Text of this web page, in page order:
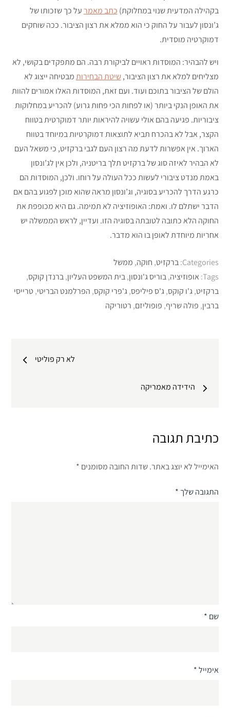
בקהילה המדעית שנוי במחלוקת) כתב מאמרעל כך שזכותו של
ג’ונסון לעבור על החוק כי הוא ממלא את רצון הציבור. ככה שוחקים
דמוקרטיה מוסדית.
ויש להבהיר: המוסדות ראויים לביקורת רבה. הם מתפקדים בקושי, לא
מצליחים למלא את רצון הציבור,שיטת הבחירותמבטיחה ייצוג לא
הולם של הציבור בתוכם ועוד. ועם זאת, המוסדות האלו אמורים להוות
את האופן הנקי ביותר (או לפחות הכי פחות גרוע) להכריע במחלוקות
ציבוריות. פגיעה בהם אולי עשויה להיראות יותר דמוקרטית בטווח
הקצר, אבל לא בהכרח תביא לתוצאות דמוקרטיות במיוחד בטווח
הארוך. אין אפשרות לדעת מה רצון העם לגבי ברקזיט, כי משאל העם
לא הבהיר לאיזה סוג של ברקזיט תלך בריטניה, ולכן אין לג’ונסון
באמת מנדט ציבורי לעשות ככל העולה על רוחו. ולכן, המוסדות הם
כרגע הדרך להכריע בסוגיה, וג’ונסון מראה שהוא מוכן לפגוע בהם אם
הדבר ישתלם לו. ואמת: האופוזיציה לא תמימה. גם היא מכופפת את
החוקה הלא כתובה לטובתה בסוגיה הזו. ועדיין, לראש הממשלה יש
אחריות מיוחדת לאופן בו הוא מדבר.
Categories: ברקזיט, חוקה, ממשל
Tags: אופוזיציה,בוריס ג'ונסון,בית המשפט העליון,ברנדן קוקס,
ברקזיט, ג'ו קוקס, ג'ס פיליפס, ג'פרי קוקס, הפרלמנט הבריטי,טרייסי
ברבין, פולה שריף, פופוליזם, רטוריקה
לא רק פוליטי
הידידה מאמריקה
כתיבת תגובה
האימייל לא יוצג באתר. שדות החובה מסומנים *
התגובה שלך*
שם *
אימייל*